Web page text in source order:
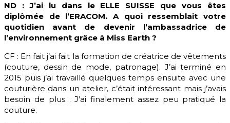
ND : J’ai lu dans le ELLE SUISSE que vous êtes
diplômée de l’ERACOM. A quoi ressemblait votre
quotidien avant de devenir l’ambassadrice de
l’environnement grâce à Miss Earth ?
CF : En fait j’ai fait la formation de créatrice de vêtements
(couture, dessin de mode, patronage). J’ai terminé en
2015 puis j’ai travaillé quelques temps ensuite avec une
couturière dans un atelier, c’était intéressant mais j’avais
besoin de plus… J’ai finalement assez peu pratiqué la
couture.